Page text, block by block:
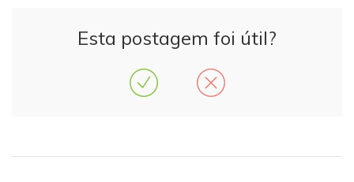
Esta postagem foi útil?